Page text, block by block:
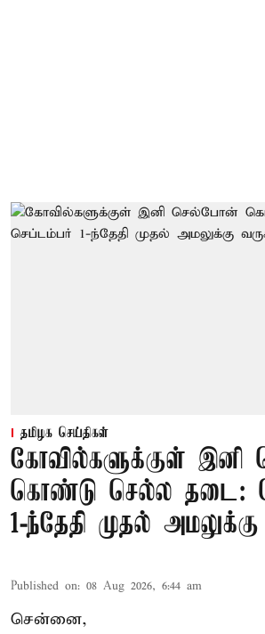
தமிழக செய்திகள்
கோவில்களுக்குள்
கொண்டு செல்ல தடை:
1-ந்தேதி முதல் அமலுக்கு
Published on: 08 Aug 2026, 6:44 am
சென்னை,